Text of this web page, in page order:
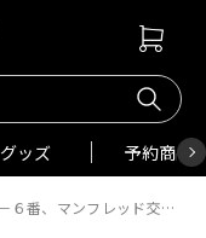
グッズ 予約商品
チャイコフスキー：交響曲第１－６番、マンフレッド交響曲 （６ Ｈｙｂｒｉｄ ＳＡＣＤ）